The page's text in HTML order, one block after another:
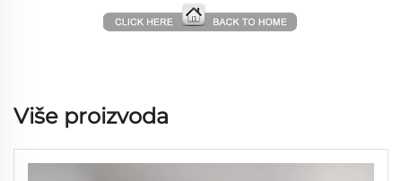
Više proizvoda